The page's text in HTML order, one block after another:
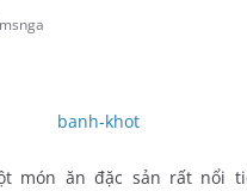
msnga
món ăn đặc sản rất nổi